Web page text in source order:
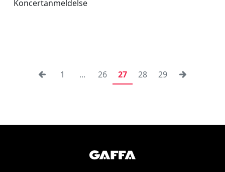
Koncertanmeldelse
1 ... 26 27 28 29